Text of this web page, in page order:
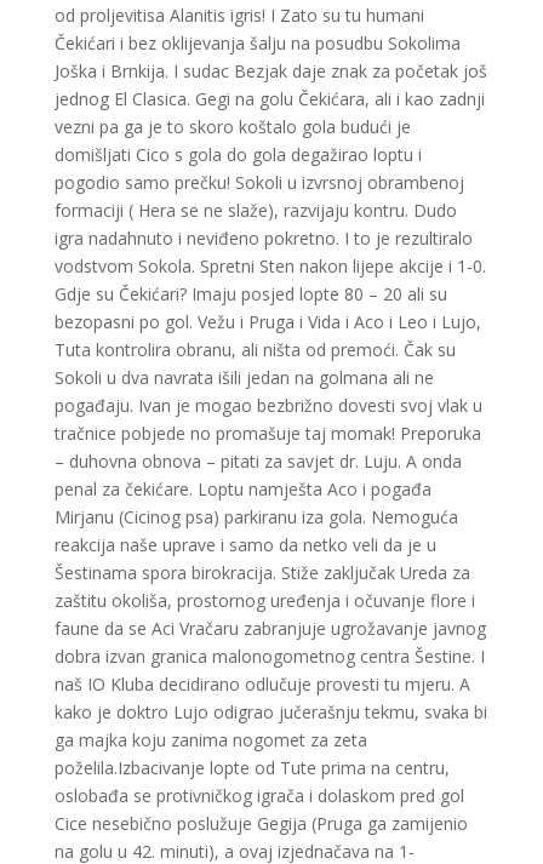
od proljevitisa Alanitis igris! I Zato su tu humani
Čekićari i bez oklijevanja šalju na posudbu Sokolima
Joška i Brnkija. I sudac Bezjak daje znak za početak još
jednog El Clasica. Gegi na golu Čekićara, ali i kao zadnji
vezni pa ga je to skoro koštalo gola budući je
domišljati Cico s gola do gola degažirao loptu i
pogodio samo prečku! Sokoli u izvrsnoj obrambenoj
formaciji ( Hera se ne slaže), razvijaju kontru. Dudo
igra nadahnuto i neviđeno pokretno. I to je rezultiralo
vodstvom Sokola. Spretni Sten nakon lijepe akcije i 1-0.
Gdje su Čekićari? Imaju posjed lopte 80 – 20 ali su
bezopasni po gol. Vežu i Pruga i Vida i Aco i Leo i Lujo,
Tuta kontrolira obranu, ali ništa od premoći. Čak su
Sokoli u dva navrata išili jedan na golmana ali ne
pogađaju. Ivan je mogao bezbrižno dovesti svoj vlak u
tračnice pobjede no promašuje taj momak! Preporuka
– duhovna obnova – pitati za savjet dr. Luju. A onda
penal za čekićare. Loptu namješta Aco i pogađa
Mirjanu (Cicinog psa) parkiranu iza gola. Nemoguća
reakcija naše uprave i samo da netko veli da je u
Šestinama spora birokracija. Stiže zaključak Ureda za
zaštitu okoliša, prostornog uređenja i očuvanje flore i
faune da se Aci Vračaru zabranjuje ugrožavanje javnog
dobra izvan granica malonogometnog centra Šestine. I
naš IO Kluba decidirano odlučuje provesti tu mjeru. A
kako je doktro Lujo odigrao jučerašnju tekmu, svaka bi
ga majka koju zanima nogomet za zeta
poželila.Izbacivanje lopte od Tute prima na centru,
oslobađa se protivničkog igrača i dolaskom pred gol
Cice nesebično poslužuje Gegija (Pruga ga zamijenio
na golu u 42. minuti), a ovaj izjednačava na 1-